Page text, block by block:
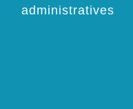
administratives